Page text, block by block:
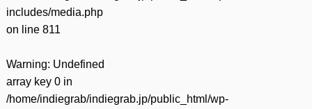
includes/media.php
on line 811
Warning: Undefined
array key 0 in
/home/indiegrab/indiegrab.jp/public_html/wp-